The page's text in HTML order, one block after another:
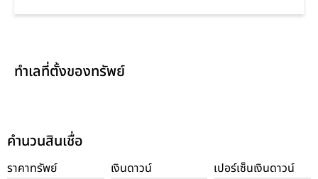
ทำเลที่ตั้งของทรัพย์
คำนวนสินเชื่อ
ราคาทรัพย์ เงินดาวน์ เปอร์เซ็นเงินดาวน์